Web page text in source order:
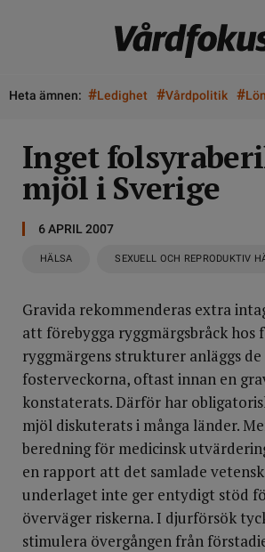
Heta ämnen: #Ledighet #Vårdpolitik #Lön
Inget
mjöl i Sverige
6 APRIL 2007
HÄLSA SEXUELL OCH REPRODUKTIV
Gravida rekommenderas extra
att förebygga ryggmärgsbråck hos
ryggmärgens strukturer anläggs
fosterveckorna, oftast innan en
konstaterats. Därför har
mjöl diskuterats i många länder.
beredning för medicinsk
en rapport att det samlade
underlaget inte ger entydigt stöd
överväger riskerna. I djurförsök
stimulera övergången från